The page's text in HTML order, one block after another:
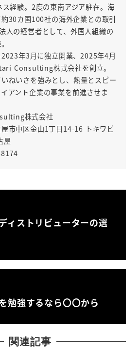
経験。2度の東南アジア駐在。海
30カ国100社の海外企業との取引
人の経営者として、外国人組織の
年3月に独立開業、2025年4月
Consulting株式会社を創立。
ねいさを強みとし、熱量とスピー
アント企業の事業を前進させま
株式会社
市中区金山1丁目14-16 トキワビ
屋
ィストリビューターの選
勉強するなら〇〇から
関連記事